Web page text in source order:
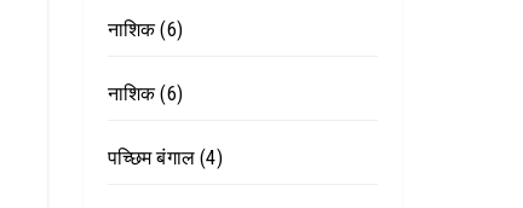
नाशिक(6)
नाशिक(6)
पच्छिम बंगाल(4)